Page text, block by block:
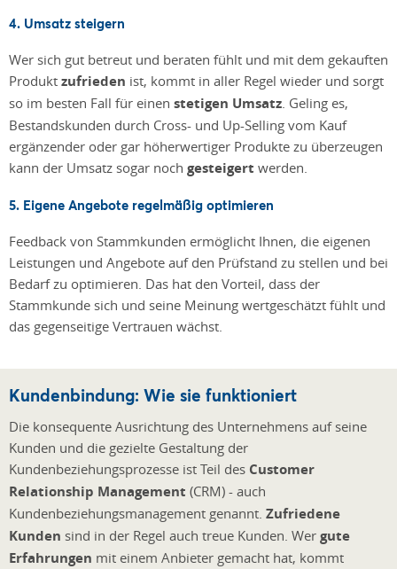
4. Umsatz steigern
Wer sich gut betreut und beraten fühlt und mit dem gekauften
Produkt zufrieden ist, kommt in aller Regel wieder und sorgt
so im besten Fall für einen stetigen Umsatz . Geling es,
Bestandskunden durch Cross- und Up-Selling vom Kauf
ergänzender oder gar höherwertiger Produkte zu überzeugen
kann der Umsatz sogar noch gesteigert werden.
5. Eigene Angebote regelmäßig optimieren
Feedback von Stammkunden ermöglicht Ihnen, die eigenen
Leistungen und Angebote auf den Prüfstand zu stellen und bei
Bedarf zu optimieren. Das hat den Vorteil, dass der
Stammkunde sich und seine Meinung wertgeschätzt fühlt und
das gegenseitige Vertrauen wächst.
Kundenbindung: Wie sie funktioniert
Die konsequente Ausrichtung des Unternehmens auf seine
Kunden und die gezielte Gestaltung der
Kundenbeziehungsprozesse ist Teil des Customer
Relationship Management (CRM) - auch
Kundenbeziehungsmanagement genannt. Zufriedene
Kunden sind in der Regel auch treue Kunden. Wer gute
Erfahrungen mit einem Anbieter gemacht hat, kommt